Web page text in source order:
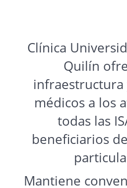
Clínica
Quilín
infraestructura
médicos a los
todas las
beneficiarios
Mantiene